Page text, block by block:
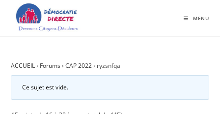
MENU
ACCUEIL › Forums › CAP 2022 › ryzsnfqa
Ce sujet est vide.